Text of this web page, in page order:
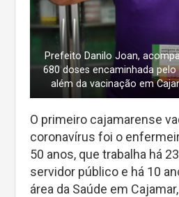
Prefeito Danilo Joan,
680 doses encaminhada
além da vacinação em
O primeiro cajamarense
coronavírus foi o
50 anos, que trabalha há
servidor público e há 10
área da Saúde em